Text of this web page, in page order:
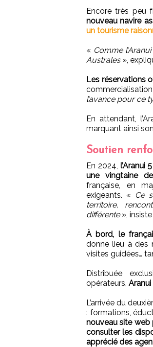
Encore très peu
nouveau navire
un tourisme
« Comme
Australes »,
Les réservations
l’avance pour ce
En attendant,
marquant ainsi
Soutien
En 2024, l’Aranui
une vingtaine
française, en
exigeants. « Ce
territoire,
différente»,
À bord, le
donne lieu à des
visites guidées…
Distribuée
opérateurs,
L’arrivée du
: formations,
nouveau site web
consulter les
apprécié des